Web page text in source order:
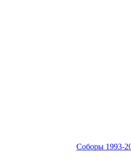
Соборы 1993-